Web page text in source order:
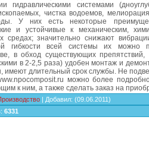
гидравлическими системами
чистка водоемов,
У них есть некоторые
и устойчивые к механическим,
средах; значительно снижают
гибкости всей системы их можно
в обход существующих
в 2-2,5 раза) удобен монтаж и
имеют длительный срок службы. Не
можно более
к ним, а также сделать заказ на
| Добавил: (09.06.2011)
: 6331